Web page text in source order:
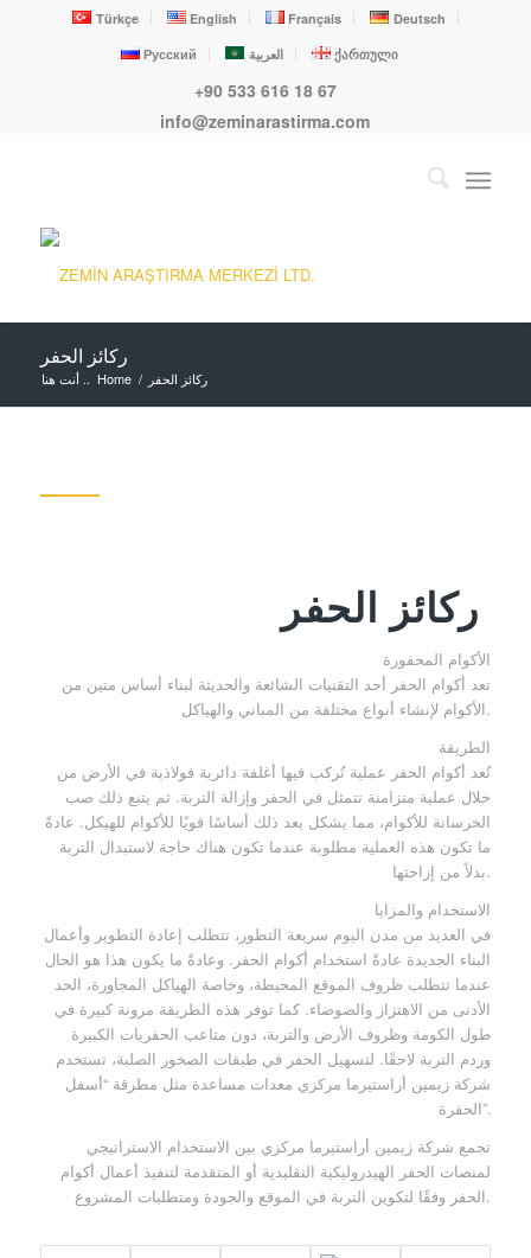
Türkçe English Français
Deutsch
Русский
العربية ქართული
+90 533 616 18 67
info@zeminarastirma.com
ركائز الحفر
أنت هنا .. Home / ركائز الحفر
ركائز الحفر
الأكوام المحفورة
تعد أكوام الحفر أحد التقنيات الشائعة والحديثة لبناء أساس متين من
الأكوام لإنشاء أنواع مختلفة من المباني والهياكل.
الطريقة
تُعد أكوام الحفر عملية تُركب فيها أغلفة دائرية فولاذية في الأرض من
خلال عملية متزامنة تتمثل في الحفر وإزالة التربة. ثم يتبع ذلك صب
الخرسانة للأكوام، مما يشكل بعد ذلك أساسًا قويًا للأكوام للهيكل. عادةً
ما تكون هذه العملية مطلوبة عندما تكون هناك حاجة لاستبدال التربة
بدلاً من إزاحتها.
الاستخدام والمزايا
في العديد من مدن اليوم سريعة التطور، تتطلب إعادة التطوير وأعمال
البناء الجديدة عادةً استخدام أكوام الحفر. وعادةً ما يكون هذا هو الحال
عندما تتطلب ظروف الموقع المحيطة، وخاصة الهياكل المجاورة، الحد
الأدنى من الاهتزاز والضوضاء. كما توفر هذه الطريقة مرونة كبيرة في
طول الكومة وظروف الأرض والتربة، دون متاعب الحفريات الكبيرة
وردم التربة لاحقًا. لتسهيل الحفر في طبقات الصخور الصلبة، تستخدم
شركة زيمين أراستيرما مركزي معدات مساعدة مثل مطرقة “أسفل
الحفرة”.
تجمع شركة زيمين أراستيرما مركزي بين الاستخدام الاستراتيجي
لمنصات الحفر الهيدروليكية التقليدية أو المتقدمة لتنفيذ أعمال أكوام
الحفر وفقًا لتكوين التربة في الموقع والجودة ومتطلبات المشروع.